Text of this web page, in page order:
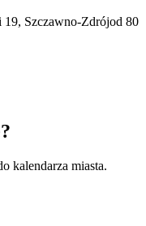
Szczawno-Zdrójod 80
kalendarza miasta.